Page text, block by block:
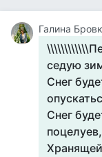
Галина
седую
Снег
Снег
поцелуев,